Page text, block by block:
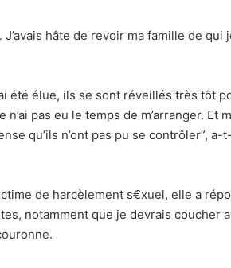
hâte de revoir ma famille de qui
été élue, ils se sont réveillés très tôt
pas eu le temps de m’arranger. Et
qu’ils n’ont pas pu se contrôler”, a-
de harcèlement s€xuel, elle a
notamment que je devrais coucher